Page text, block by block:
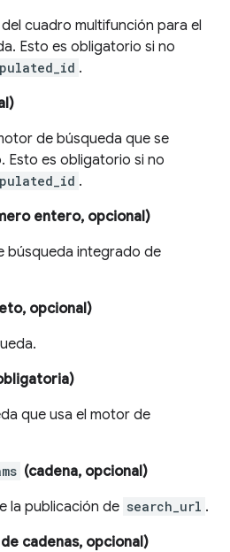
cuadro multifunción para el
Esto es obligatorio si no
.
de búsqueda que se
Esto es obligatorio si no
.
entero, opcional)
búsqueda integrado de
opcional)
que usa el motor de
(cadena, opcional)
la publicación de search_url .
cadenas, opcional)